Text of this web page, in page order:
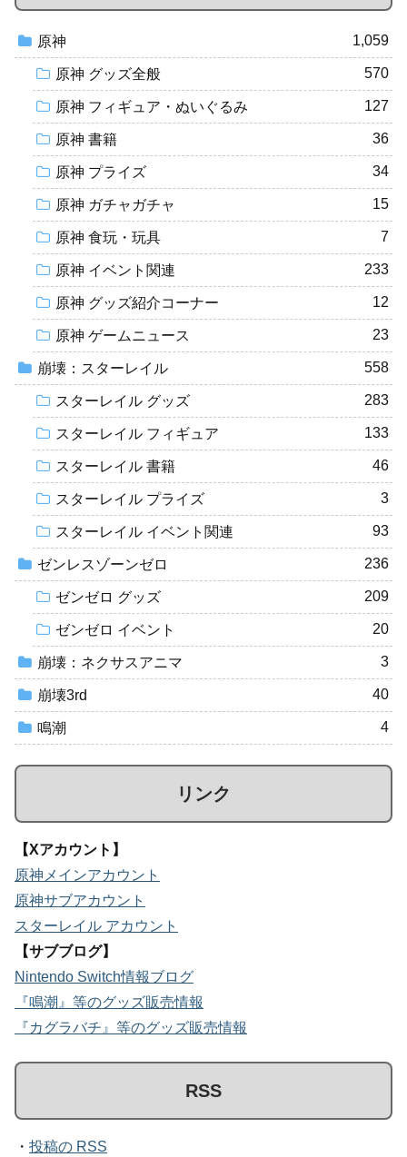
原神 1,059
原神 グッズ全般 570
原神 フィギュア・ぬいぐるみ 127
原神 書籍 36
原神 プライズ 34
原神 ガチャガチャ 15
原神 食玩・玩具 7
原神 イベント関連 233
原神 グッズ紹介コーナー 12
原神 ゲームニュース 23
崩壊：スターレイル 558
スターレイル グッズ 283
スターレイル フィギュア 133
スターレイル 書籍 46
スターレイル プライズ 3
スターレイル イベント関連 93
ゼンレスゾーンゼロ 236
ゼンゼロ グッズ 209
ゼンゼロ イベント 20
崩壊：ネクサスアニマ 3
崩壊3rd 40
鳴潮 4
リンク
【Xアカウント】
原神メインアカウント
原神サブアカウント
スターレイル アカウント
【サブブログ】
Nintendo Switch情報ブログ
『鳴潮』等のグッズ販売情報
『カグラバチ』等のグッズ販売情報
RSS
・ 投稿の RSS